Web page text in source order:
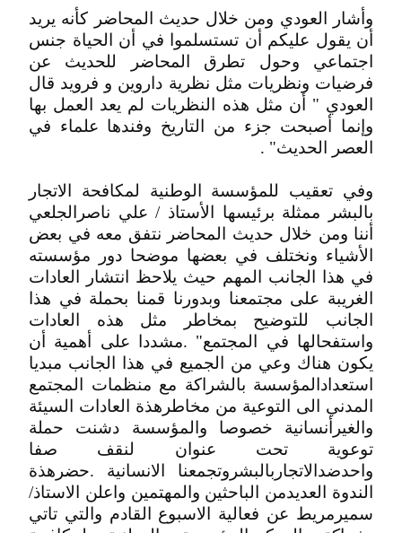
وأشار العودي ومن خلال حديث المحاضر كأنه يريد
أن يقول عليكم أن تستسلموا في أن الحياة جنس
اجتماعي وحول تطرق المحاضر للحديث عن
فرضيات ونظريات مثل نظرية داروين و فرويد قال
العودي " أن مثل هذه النظريات لم يعد العمل بها
وإنما أصبحت جزء من التاريخ وفندها علماء في
العصر الحديث" .
وفي تعقيب للمؤسسة الوطنية لمكافحة الاتجار
بالبشر ممثلة برئيسها الأستاذ / علي ناصرالجلعي
أننا ومن خلال حديث المحاضر نتفق معه في بعض
الأشياء ونختلف في بعضها موضحا دور مؤسسته
في هذا الجانب المهم حيث يلاحظ انتشار العادات
الغريبة على مجتمعنا وبدورنا قمنا بحملة في هذا
الجانب للتوضيح بمخاطر مثل هذه العادات
واستفحالها في المجتمع" .مشددا على أهمية أن
يكون هناك وعي من الجميع في هذا الجانب مبديا
استعدادالمؤسسة بالشراكة مع منظمات المجتمع
المدني الى التوعية من مخاطرهذة العادات السيئة
والغيرأنسانية خصوصا والمؤسسة دشنت حملة
توعوية تحت عنوان لنقف صفا
واحدضدالاتجاربالبشروتجمعنا الانسانية .حضرهذة
الندوة العديدمن الباحثين والمهتمين واعلن الاستاذ/
سميرمريط عن فعالية الاسبوع القادم والتي تاتي